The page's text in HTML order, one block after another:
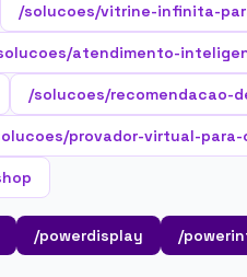
/solucoes/vitrine-infinita-
atendimento-
/solucoes/recomendacao-
provador-virtual-para-
/powerdisplay /